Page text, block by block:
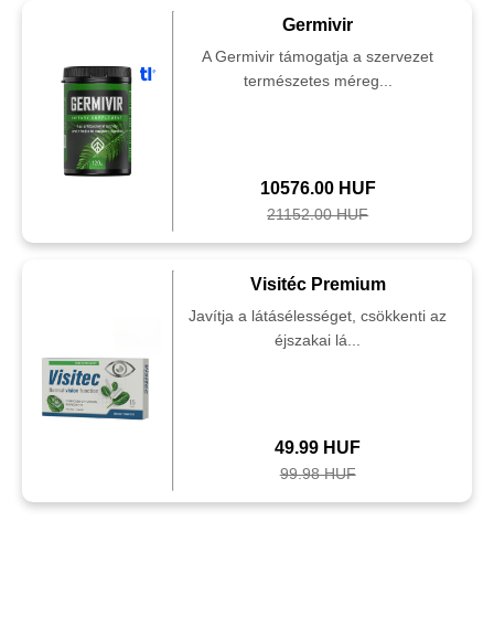
Germivir
A Germivir támogatja a szervezet
természetes méreg...
10576.00 HUF
21152.00 HUF
Visitéc Premium
Javítja a látásélességet, csökkenti az
éjszakai lá...
49.99 HUF
99.98 HUF